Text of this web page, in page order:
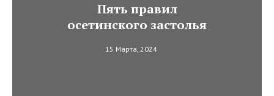
Пять правил
осетинского застолья
15 Марта, 2024